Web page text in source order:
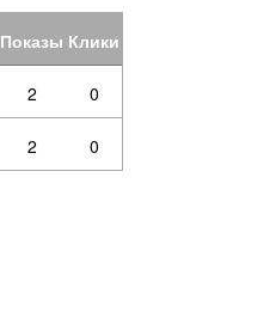
Показы Клики
2 0
2 0